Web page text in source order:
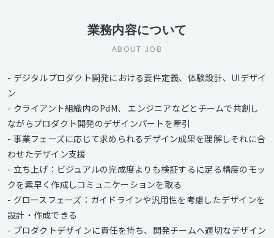
業務内容について
ABOUT JOB
- デジタルプロダクト開発における要件定義、体験設計、UIデザイ
ン
- クライアント組織内のPdM、 エンジニアなどとチームで共創し
ながらプロダクト開発のデザインパートを牽引
- 事業フェーズに応じて求められるデザイン成果を理解しそれに合
わせたデザイン支援
- 立ち上げ：ビジュアルの完成度よりも検証するに足る精度のモッ
クを素早く作成しコミュニケーションを取る
- グロースフェーズ：ガイドラインや汎用性を考慮したデザインを
設計・作成できる
- プロダクトデザインに責任を持ち、開発チームへ適切なデザイン